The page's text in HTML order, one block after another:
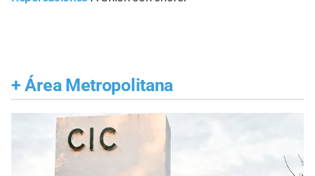
+ Área Metropolitana